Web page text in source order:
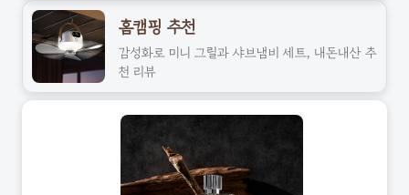
홈캠핑 추천
감성화로 미니 그릴과 샤브냄비 세트, 내돈내산 추
천 리뷰